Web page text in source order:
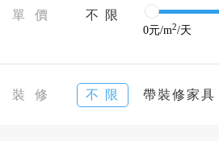
單 價 不 限
0元/m2/天
裝 修 不 限 帶裝修家具